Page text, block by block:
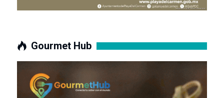
Gourmet Hub